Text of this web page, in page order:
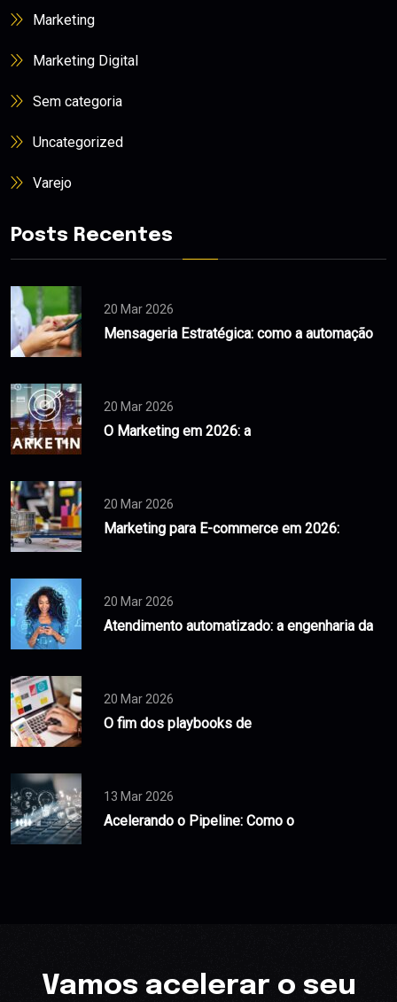
Marketing
Marketing Digital
Sem categoria
Uncategorized
Varejo
Posts Recentes
20 Mar 2026
Mensageria Estratégica: como a automação
20 Mar 2026
O Marketing em 2026: a
20 Mar 2026
Marketing para E-commerce em 2026:
20 Mar 2026
Atendimento automatizado: a engenharia da
20 Mar 2026
O fim dos playbooks de
13 Mar 2026
Acelerando o Pipeline: Como o
Vamos acelerar o seu